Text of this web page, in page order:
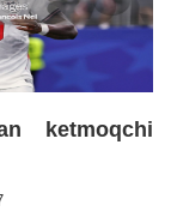
ketmoqchi